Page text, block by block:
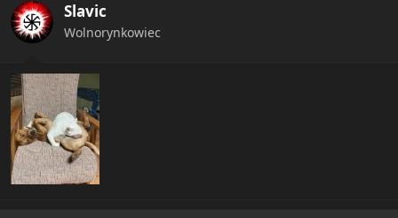
o
n
s
Slavic
Wolnorynkowiec